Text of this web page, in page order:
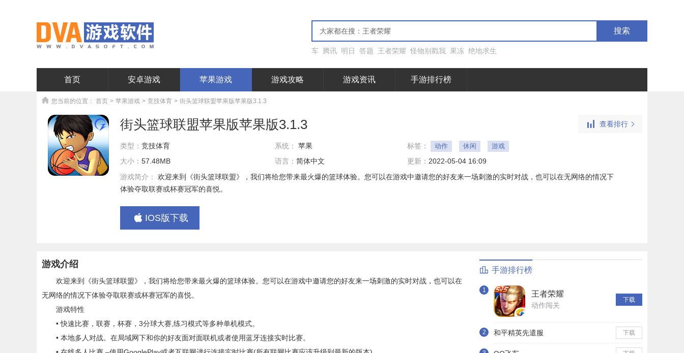
搜索
车 腾讯 明日 答题 王者荣耀 怪物别戳我 果冻 绝地求生
首页 安卓游戏 苹果游戏 游戏攻略 游戏资讯 手游排行榜
您当前的位置： 首页 > 苹果游戏 > 竞技体育 > 街头篮球联盟苹果版苹果版3.1.3
街头篮球联盟苹果版苹果版3.1.3
类型： 竞技体育 系统： 苹果 标签： 动作 休闲 游戏
大小： 57.48MB 语言： 简体中文 更新： 2022-05-04 16:09
游戏简介：
欢迎来到《街头篮球联盟》，我们将给您带来最火爆的篮球体验。您可以在游戏中邀请您的好友来一场刺激的实时对战，也可以在无网络的情况下
体验夺取联赛或杯赛冠军的喜悦。
IOS版下载
查看排行
游戏介绍
欢迎来到《街头篮球联盟》，我们将给您带来最火爆的篮球体验。您可以在游戏中邀请您的好友来一场刺激的实时对战，也可以在
无网络的情况下体验夺取联赛或杯赛冠军的喜悦。
游戏特性
• 快速比赛，联赛，杯赛，3分球大赛,练习模式等多种单机模式。
• 本地多人对战。在局域网下和你的好友面对面联机或者使用蓝牙连接实时比赛。
手游排行榜
1 王者荣耀
动作闯关
下载
2 和平精英先遣服 下载